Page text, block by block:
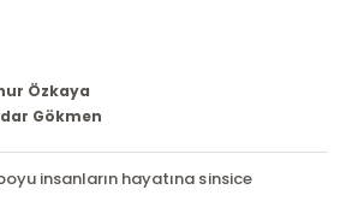
Özkaya
Gökmen
insanların hayatına sinsice